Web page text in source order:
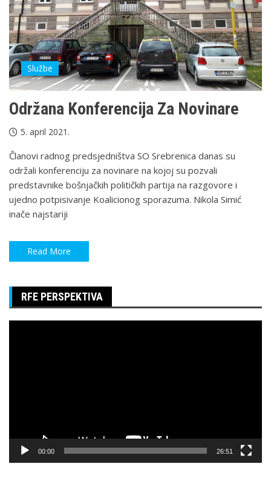
Službe
Održana Konferencija Za Novinare
5. april 2021.
Članovi radnog predsjedništva SO Srebrenica danas su
održali konferenciju za novinare na kojoj su pozvali
predstavnike bošnjačkih političkih partija na razgovore i
ujedno potpisivanje Koalicionog sporazuma. Nikola Simić
inače najstariji
Read More
RFE PERSPEKTIVA
00:00 26:51